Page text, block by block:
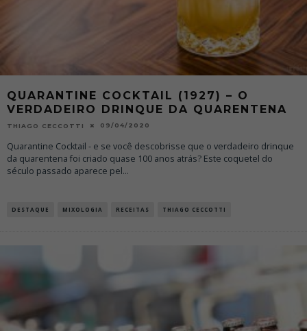
QUARANTINE COCKTAIL (1927) – O
VERDADEIRO DRINQUE DA QUARENTENA
THIAGO CECCOTTI 09/04/2020
Quarantine Cocktail - e se você descobrisse que o verdadeiro drinque
da quarentena foi criado quase 100 anos atrás? Este coquetel do
século passado aparece pel...
DESTAQUE MIXOLOGIA RECEITAS THIAGO CECCOTTI